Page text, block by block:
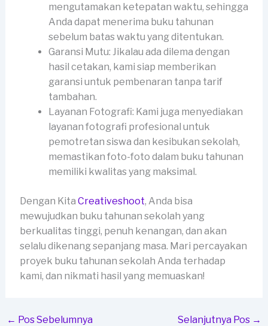
mengutamakan ketepatan waktu, sehingga
Anda dapat menerima buku tahunan
sebelum batas waktu yang ditentukan.
Garansi Mutu: Jikalau ada dilema dengan
hasil cetakan, kami siap memberikan
garansi untuk pembenaran tanpa tarif
tambahan.
Layanan Fotografi: Kami juga menyediakan
layanan fotografi profesional untuk
pemotretan siswa dan kesibukan sekolah,
memastikan foto-foto dalam buku tahunan
memiliki kwalitas yang maksimal.
Dengan Kita Creativeshoot, Anda bisa
mewujudkan buku tahunan sekolah yang
berkualitas tinggi, penuh kenangan, dan akan
selalu dikenang sepanjang masa. Mari percayakan
proyek buku tahunan sekolah Anda terhadap
kami, dan nikmati hasil yang memuaskan!
← Pos Sebelumnya Selanjutnya Pos →